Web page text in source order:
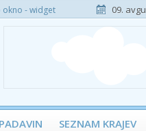
okno - widget 09.
SEZNAM KRAJEV